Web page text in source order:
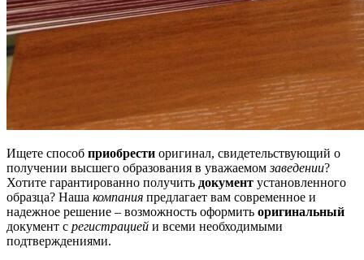
Ищете способ приобрести оригинал, свидетельствующий о
получении высшего образования в уважаемомзаведении?
Хотите гарантированно получить документ установленного
образца? Наша компания предлагает вам современное и
надежное решение – возможность оформить оригинальный
документ с регистрацией и всеми необходимыми
подтверждениями.